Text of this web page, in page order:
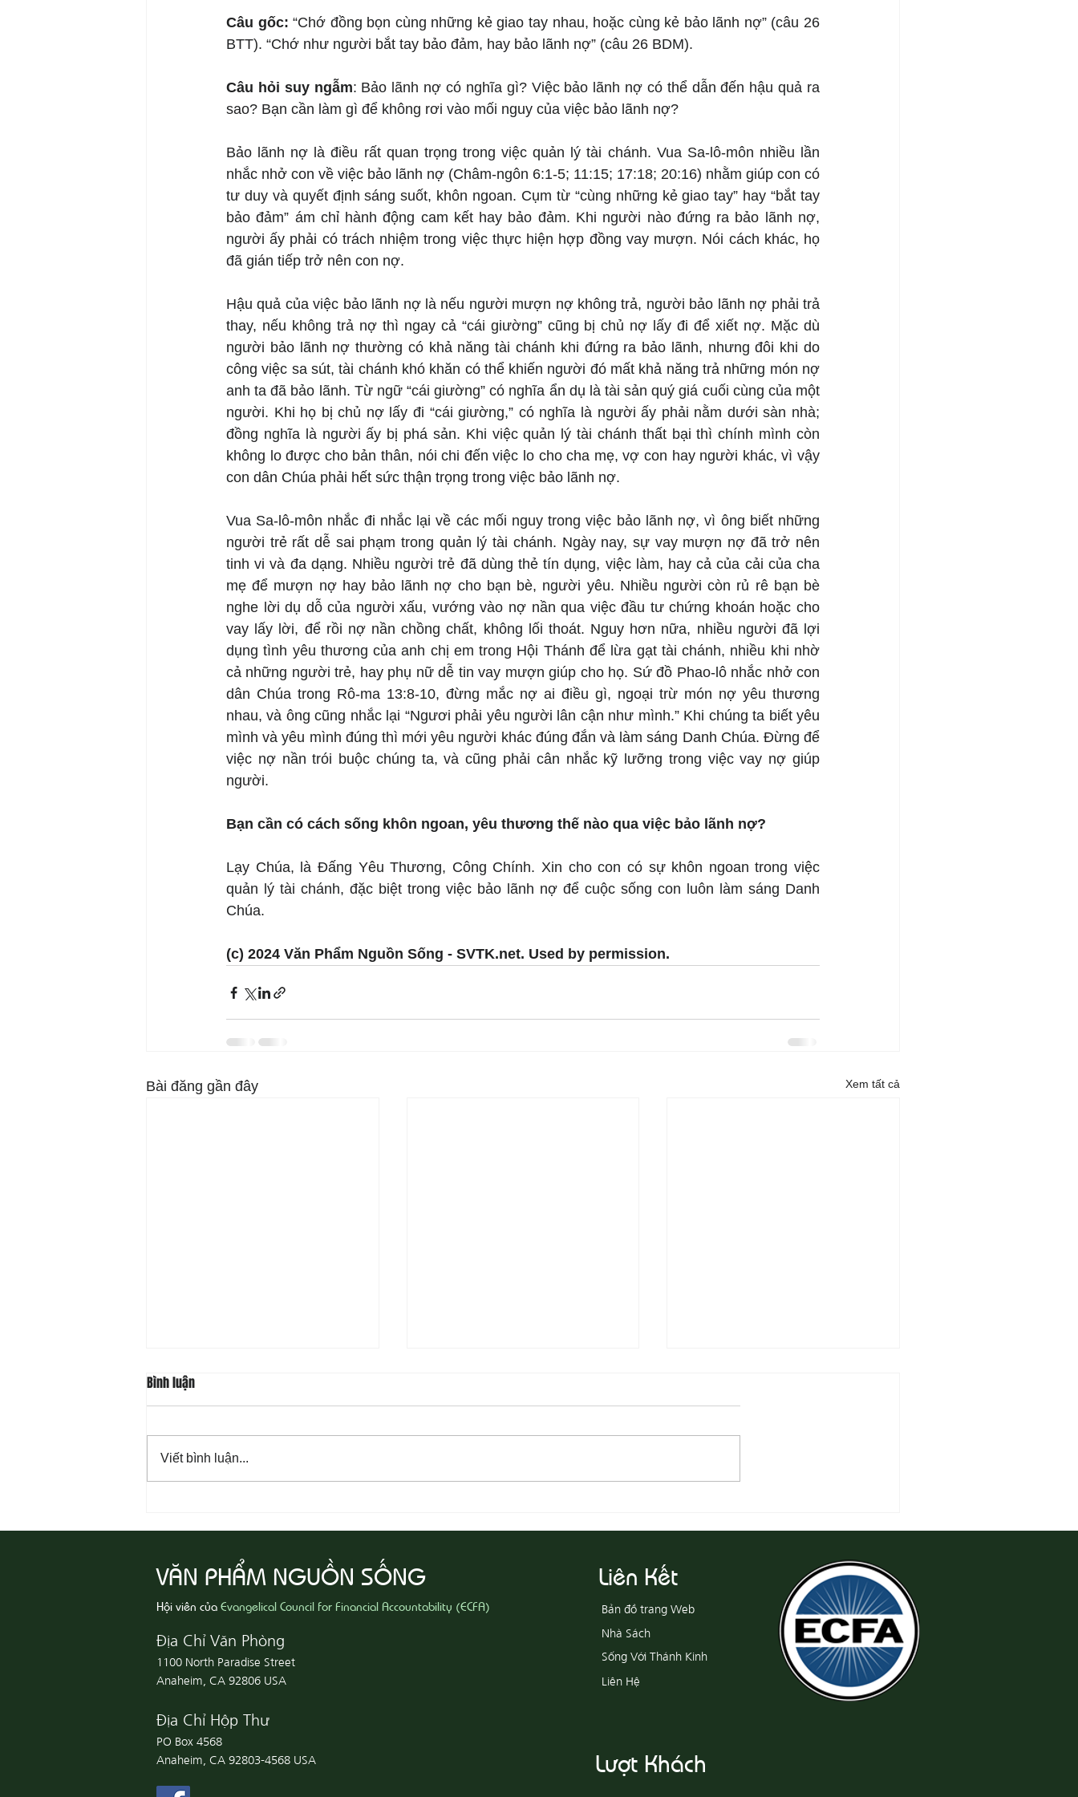
Câu gốc: “Chớ đồng bọn cùng những kẻ giao tay nhau, hoặc cùng kẻ bảo lãnh nợ” (câu 26
BTT). “Chớ như người bắt tay bảo đảm, hay bảo lãnh nợ” (câu 26 BDM).
Câu hỏi suy ngẫm: Bảo lãnh nợ có nghĩa gì? Việc bảo lãnh nợ có thể dẫn đến hậu quả ra
sao? Bạn cần làm gì để không rơi vào mối nguy của việc bảo lãnh nợ?
Bảo lãnh nợ là điều rất quan trọng trong việc quản lý tài chánh. Vua Sa-lô-môn nhiều lần
nhắc nhở con về việc bảo lãnh nợ (Châm-ngôn 6:1-5; 11:15; 17:18; 20:16) nhằm giúp con có
tư duy và quyết định sáng suốt, khôn ngoan. Cụm từ “cùng những kẻ giao tay” hay “bắt tay
bảo đảm” ám chỉ hành động cam kết hay bảo đảm. Khi người nào đứng ra bảo lãnh nợ,
người ấy phải có trách nhiệm trong việc thực hiện hợp đồng vay mượn. Nói cách khác, họ
đã gián tiếp trở nên con nợ.
Hậu quả của việc bảo lãnh nợ là nếu người mượn nợ không trả, người bảo lãnh nợ phải trả
thay, nếu không trả nợ thì ngay cả “cái giường” cũng bị chủ nợ lấy đi để xiết nợ. Mặc dù
người bảo lãnh nợ thường có khả năng tài chánh khi đứng ra bảo lãnh, nhưng đôi khi do
công việc sa sút, tài chánh khó khăn có thể khiến người đó mất khả năng trả những món nợ
anh ta đã bảo lãnh. Từ ngữ “cái giường” có nghĩa ẩn dụ là tài sản quý giá cuối cùng của một
người. Khi họ bị chủ nợ lấy đi “cái giường,” có nghĩa là người ấy phải nằm dưới sàn nhà;
đồng nghĩa là người ấy bị phá sản. Khi việc quản lý tài chánh thất bại thì chính mình còn
không lo được cho bản thân, nói chi đến việc lo cho cha mẹ, vợ con hay người khác, vì vậy
con dân Chúa phải hết sức thận trọng trong việc bảo lãnh nợ.
Vua Sa-lô-môn nhắc đi nhắc lại về các mối nguy trong việc bảo lãnh nợ, vì ông biết những
người trẻ rất dễ sai phạm trong quản lý tài chánh. Ngày nay, sự vay mượn nợ đã trở nên
tinh vi và đa dạng. Nhiều người trẻ đã dùng thẻ tín dụng, việc làm, hay cả của cải của cha
mẹ để mượn nợ hay bảo lãnh nợ cho bạn bè, người yêu. Nhiều người còn rủ rê bạn bè
nghe lời dụ dỗ của người xấu, vướng vào nợ nần qua việc đầu tư chứng khoán hoặc cho
vay lấy lời, để rồi nợ nần chồng chất, không lối thoát. Nguy hơn nữa, nhiều người đã lợi
dụng tình yêu thương của anh chị em trong Hội Thánh để lừa gạt tài chánh, nhiều khi nhờ
cả những người trẻ, hay phụ nữ dễ tin vay mượn giúp cho họ. Sứ đồ Phao-lô nhắc nhở con
dân Chúa trong Rô-ma 13:8-10, đừng mắc nợ ai điều gì, ngoại trừ món nợ yêu thương
nhau, và ông cũng nhắc lại “Ngươi phải yêu người lân cận như mình.” Khi chúng ta biết yêu
mình và yêu mình đúng thì mới yêu người khác đúng đắn và làm sáng Danh Chúa. Đừng để
việc nợ nần trói buộc chúng ta, và cũng phải cân nhắc kỹ lưỡng trong việc vay nợ giúp
người.
Bạn cần có cách sống khôn ngoan, yêu thương thế nào qua việc bảo lãnh nợ?
Lạy Chúa, là Đấng Yêu Thương, Công Chính. Xin cho con có sự khôn ngoan trong việc
quản lý tài chánh, đặc biệt trong việc bảo lãnh nợ để cuộc sống con luôn làm sáng Danh
Chúa.
(c) 2024 Văn Phẩm Nguồn Sống - SVTK.net. Used by permission.
Bài đăng gần đây Xem tất cả
08-07 Nhân Từ Và Chân Thật
Khổ
Bình luận
Viết bình luận...
VĂN PHẨM NGUỒN SỐNG
Hội viên củaEvangelical Council for Financial Accountability (ECFA)
Địa Chỉ Văn Phòng
1100 North Paradise Street
Anaheim, CA 92806 USA
Địa Chỉ Hộp Thư
PO Box 4568
Anaheim, CA 92803-4568 USA
Liên Kết
Bản đồ trang Web
Nhà Sách
Sống Với Thánh Kinh
Liên Hệ
Lượt Khách